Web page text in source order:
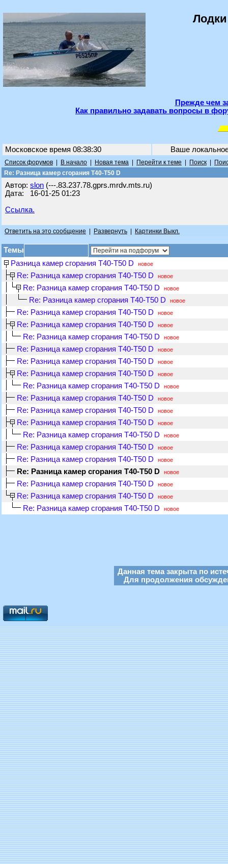
Прежде чем
Как правильно задавать вопросы в
Московское время 08:38:30 Ваше
Список форумов В начало Новая тема Перейти к теме Поиск
Re: Разница камер сгорания Т40-Т50 D
Автор: slon (---.83.237.78.gprs.mrdv.mts.ru)
Дата: 16-01-25 01:23
Ссылка.
Ответить на это сообщение Развернуть Картинки Выкл.
Темы
Разница камер сгорания Т40-Т50 D
новое
Re: Разница камер сгорания Т40-Т50 D новое
Re: Разница камер сгорания Т40-Т50 D новое
Re: Разница камер сгорания Т40-Т50 D новое
Re: Разница камер сгорания Т40-Т50 D новое
Re: Разница камер сгорания Т40-Т50 D новое
Re: Разница камер сгорания Т40-Т50 D новое
Re: Разница камер сгорания Т40-Т50 D новое
Re: Разница камер сгорания Т40-Т50 D новое
Re: Разница камер сгорания Т40-Т50 D новое
Re: Разница камер сгорания Т40-Т50 D новое
Re: Разница камер сгорания Т40-Т50 D новое
Re: Разница камер сгорания Т40-Т50 D новое
Re: Разница камер сгорания Т40-Т50 D новое
Re: Разница камер сгорания Т40-Т50 D новое
Re: Разница камер сгорания Т40-Т50 D новое
Re: Разница камер сгорания Т40-Т50 D новое
Re: Разница камер сгорания Т40-Т50 D новое
Re: Разница камер сгорания Т40-Т50 D новое
Re: Разница камер сгорания Т40-Т50 D новое
Re: Разница камер сгорания Т40-Т50 D новое
Данная тема закрыта по
Для продолжения